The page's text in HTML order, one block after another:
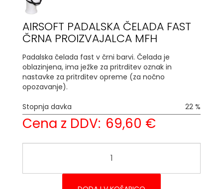
AIRSOFT PADALSKA ČELADA FAST
ČRNA PROIZVAJALCA MFH
Padalska čelada fast v črni barvi. Čelada je
oblazinjena, ima ježke za pritrditev oznak in
nastavke za pritrditev opreme (za nočno
opozavanje).
Stopnja davka
22 %
Cena z DDV: 69,60 €